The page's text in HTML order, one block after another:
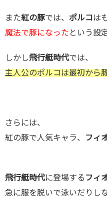
また紅の豚では、 ポルコは
魔法で豚になった という設
しかし飛行艇時代では、
主人公のポルコは最初から
さらには、
紅の豚で人気キャラ、
フィ
飛行艇時代に登場する フィ
急に服を脱いで泳いだりし